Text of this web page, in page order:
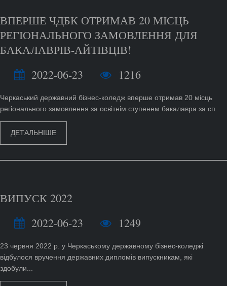
ВПЕРШЕ ЧДБК ОТРИМАВ 20 МІСЦЬ
РЕГІОНАЛЬНОГО ЗАМОВЛЕННЯ ДЛЯ
БАКАЛАВРІВ-АЙТІВЦІВ!
2022-06-23
1216
Черкаський державний бізнес-коледж вперше отримав 20 місць
регіонального замовлення за освітнім ступенем бакалавра за сп...
ДЕТАЛЬНІШЕ
ВИПУСК 2022
2022-06-23
1249
23 червня 2022 р. у Черкаському державному бізнес-коледжі
відбулося вручення державних дипломів випускникам, які
здобули...